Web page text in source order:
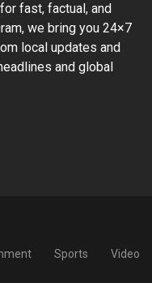
fast, factual, and
we bring you 24×7
local updates and
and global
Sports Video